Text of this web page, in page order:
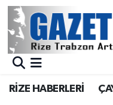
RİZE HABERLERİ
BÖLGEMİZ
Merkez Nöbetçi